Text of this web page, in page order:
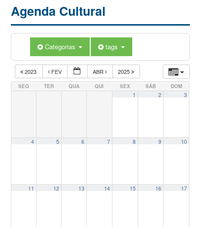
Agenda Cultural
Categorias tags
2023 FEV ABR 2025
SEG TER QUA QUI SEX SÁB DOM
1 2 3
4 5 6 7 8 9 10
11 12 13 14 15 16 17